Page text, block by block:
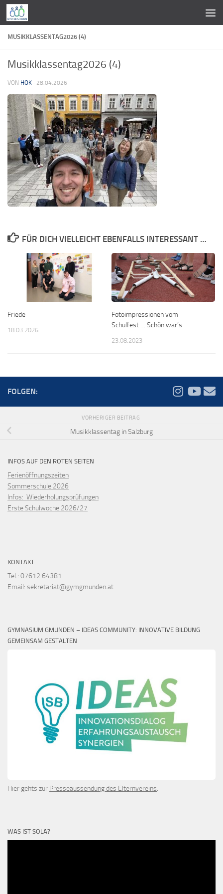
Zum Inhalt springen
MUSIKKLASSENTAG2026 (4)
Musikklassentag2026 (4)
VON HOK · 28.04.2026
FÜR DICH VIELLEICHT EBENFALLS INTERESSANT …
Friede
18.03.2026
Fotoimpressionen vom
Schulfest … Schön war’s
23.08.2023
FOLGEN:
VORHERIGER BEITRAG
Musikklassentag in Salzburg
INFOS AUF DEN ROTEN SEITEN
Ferienöffnungszeiten
Sommerschule 2026
Infos: Wiederholungsprüfungen
Erste Schulwoche 2026/27
KONTAKT
Tel.: 07612 64381
Email: sekretariat@gymgmunden.at
GYMNASIUM GMUNDEN – IDEAS COMMUNITY: INNOVATIVE BILDUNG
GEMEINSAM GESTALTEN
Hier gehts zur Presseaussendung des Elternvereins.
WAS IST SOLA?